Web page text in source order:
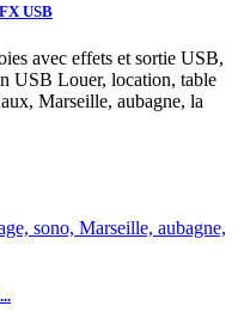
USB
avec effets et sortie USB,
USB Louer, location, table
Marseille, aubagne, la